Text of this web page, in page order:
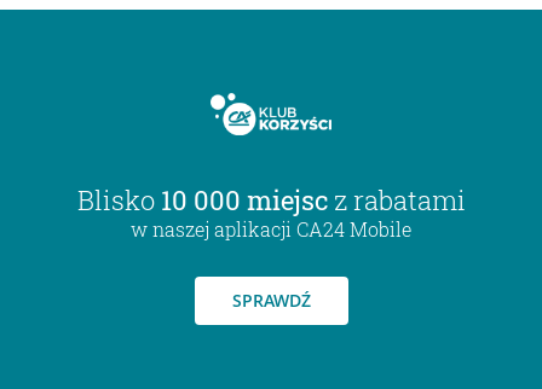
Blisko 10 000 miejsc z rabatami
w naszej aplikacji CA24 Mobile
SPRAWDŹ